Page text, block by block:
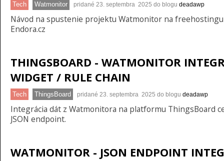
Tech Watmonitor pridané 23. septembra 2025 do blogudeadawp
Návod na spustenie projektu Watmonitor na freehostingu
Endora.cz
THINGSBOARD - WATMONITOR
WIDGET / RULE CHAIN
Tech ThingsBoard pridané 23. septembra 2025 do blogudeadawp
Integrácia dát z Watmonitora na platformu ThingsBoard
JSON endpoint.
WATMONITOR - JSON ENDPOINT